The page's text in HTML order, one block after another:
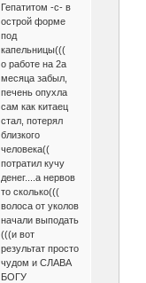
Гепатитом -с- в
острой форме
под
капельницы(((
о работе на 2а
месяца забыл,
печень опухла
сам как китаец
стал, потерял
близкого
человека((
потратил кучу
денег....а нервов
то сколько(((
волоса от уколов
начали выподать
(((и вот
результат просто
чудом и СЛАВА
БОГУ